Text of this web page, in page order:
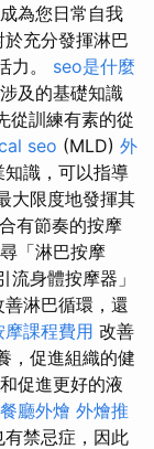
為您日常自我
於充分發揮淋巴
力。 seo是什麼
及的基礎知識
從訓練有素的從
seo (MLD) 外
識，可以指導
大限度地發揮其
有節奏的按摩
「淋巴按摩
身體按摩器」
淋巴循環，還
摩課程費用 改善
，促進組織的健
促進更好的液
餐廳外燴 外燴推
禁忌症，因此